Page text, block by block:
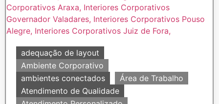
adequação de layout
Ambiente Corporativo
ambientes conectados
Área de Trabalho
Atendimento de Qualidade